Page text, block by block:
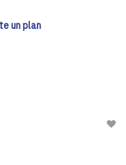
un plan